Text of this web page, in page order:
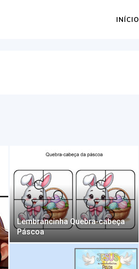
INÍCIO
Lembrancinha Quebra-cabeça
Páscoa